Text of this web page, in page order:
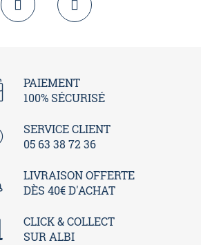
PAIEMENT
100% SÉCURISÉ
SERVICE CLIENT
05 63 38 72 36
LIVRAISON OFFERTE
DÈS 40€ D'ACHAT
CLICK & COLLECT
SUR ALBI